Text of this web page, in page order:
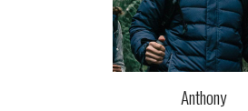
Anthony